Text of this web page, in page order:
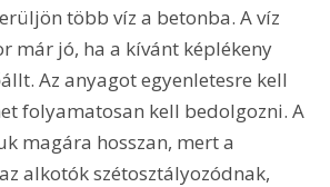
több víz a betonba. A víz
már jó, ha a kívánt képlékeny
Az anyagot egyenletesre kell
folyamatosan kell bedolgozni. A
magára hosszan, mert a
alkotók szétosztályozódnak,